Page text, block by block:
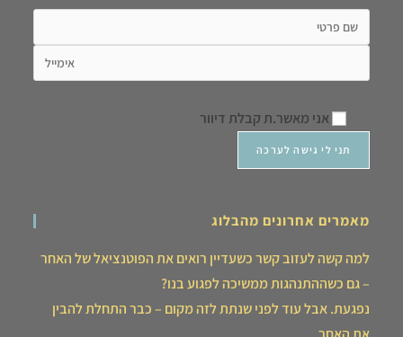
אני מאשר.ת קבלת דיוור
מאמרים אחרונים מהבלוג
למה קשה לעזוב קשר כשעדיין רואים את הפוטנציאל של האחר
– גם כשההתנהגות ממשיכה לפגוע בנו?
נפגעת. אבל עוד לפני שנתת לזה מקום – כבר התחלת להבין